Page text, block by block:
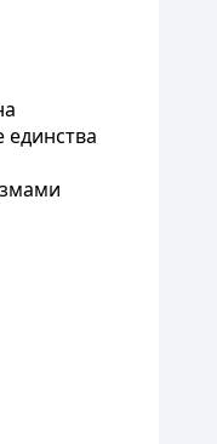
единства